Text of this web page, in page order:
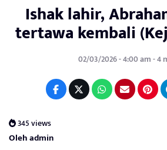
Ishak lahir,
tertawa kembali
02/03/2026 - 4:00 am - 4
345 views
Oleh admin